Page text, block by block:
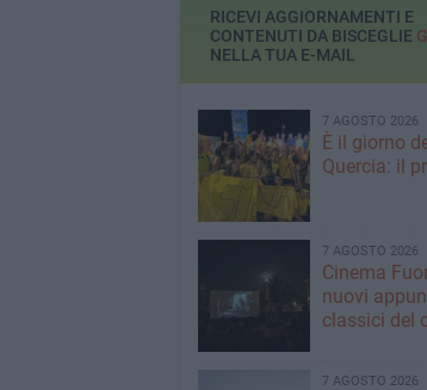
RICEVI AGGIORNAMENTI E
CONTENUTI DA BISCEGLIE
NELLA TUA E-MAIL
7 AGOSTO 2026
È il giorno
Quercia: il
7 AGOSTO 2026
Cinema
nuovi
classici del
7 AGOSTO 2026